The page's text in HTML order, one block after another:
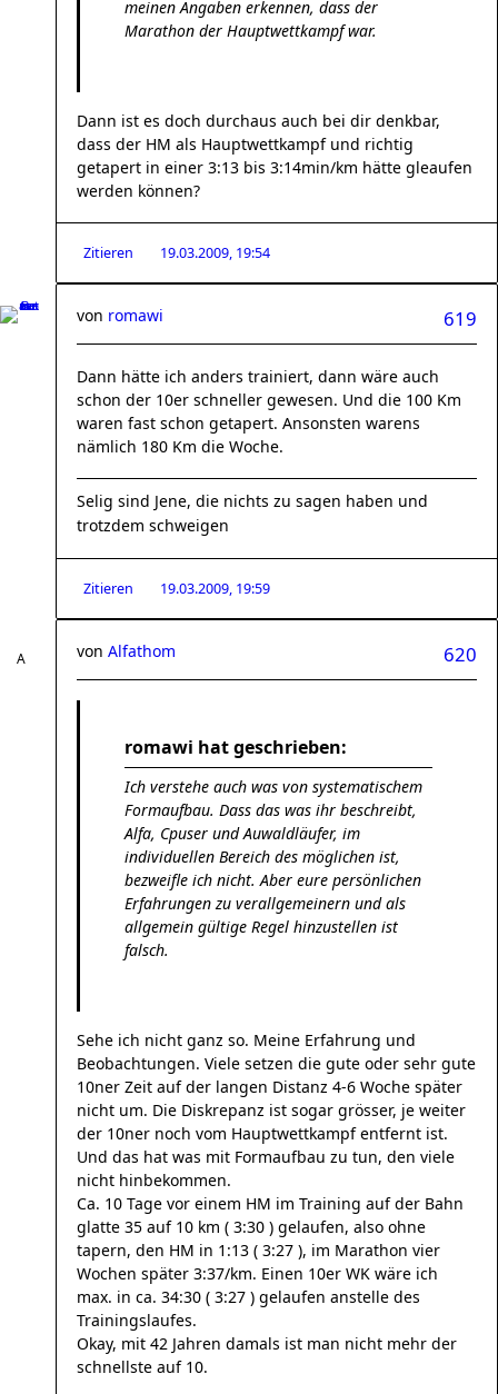
meinen Angaben erkennen, dass der
Marathon der Hauptwettkampf war.
Dann ist es doch durchaus auch bei dir denkbar,
dass der HM als Hauptwettkampf und richtig
getapert in einer 3:13 bis 3:14min/km hätte gleaufen
werden können?
Zitieren 19.03.2009, 19:54
619
von romawi
Dann hätte ich anders trainiert, dann wäre auch
schon der 10er schneller gewesen. Und die 100 Km
waren fast schon getapert. Ansonsten warens
nämlich 180 Km die Woche.
Selig sind Jene, die nichts zu sagen haben und
trotzdem schweigen
Zitieren 19.03.2009, 19:59
620
von Alfathom
romawi hat geschrieben:
Ich verstehe auch was von systematischem
Formaufbau. Dass das was ihr beschreibt,
Alfa, Cpuser und Auwaldläufer, im
individuellen Bereich des möglichen ist,
bezweifle ich nicht. Aber eure persönlichen
Erfahrungen zu verallgemeinern und als
allgemein gültige Regel hinzustellen ist
falsch.
Sehe ich nicht ganz so. Meine Erfahrung und
Beobachtungen. Viele setzen die gute oder sehr gute
10ner Zeit auf der langen Distanz 4-6 Woche später
nicht um. Die Diskrepanz ist sogar grösser, je weiter
der 10ner noch vom Hauptwettkampf entfernt ist.
Und das hat was mit Formaufbau zu tun, den viele
nicht hinbekommen.
Ca. 10 Tage vor einem HM im Training auf der Bahn
glatte 35 auf 10 km ( 3:30 ) gelaufen, also ohne
tapern, den HM in 1:13 ( 3:27 ), im Marathon vier
Wochen später 3:37/km. Einen 10er WK wäre ich
max. in ca. 34:30 ( 3:27 ) gelaufen anstelle des
Trainingslaufes.
Okay, mit 42 Jahren damals ist man nicht mehr der
schnellste auf 10.